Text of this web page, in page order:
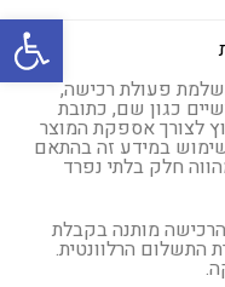
פתח
פעולת רכישה,
כגון שם, כתובת
לצורך אספקת המוצר
במידע זה בהתאם
חלק בלתי נפרד
מותנה בקבלת
התשלום הרלוונטית.